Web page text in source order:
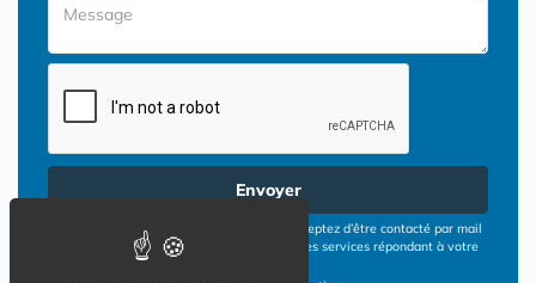
Envoyer
En cliquant sur le bouton ENVOYER vous acceptez d’être contacté par mail
ou téléphone par les opérateurs de résidences services répondant à votre